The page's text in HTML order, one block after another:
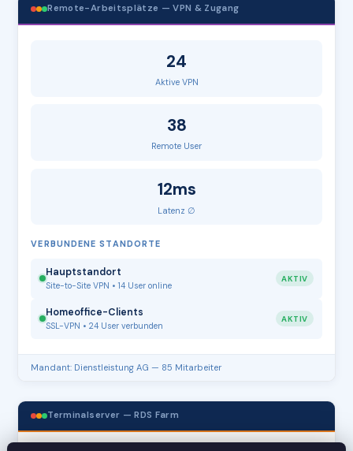
Remote-Arbeitsplätze — VPN & Zugang
24
Aktive VPN
38
Remote User
12ms
Latenz ∅
VERBUNDENE STANDORTE
Hauptstandort
Site-to-Site VPN • 14 User online
AKTIV
Homeoffice-Clients
SSL-VPN • 24 User verbunden
AKTIV
Mandant: Dienstleistung AG — 85 Mitarbeiter
Terminalserver — RDS Farm